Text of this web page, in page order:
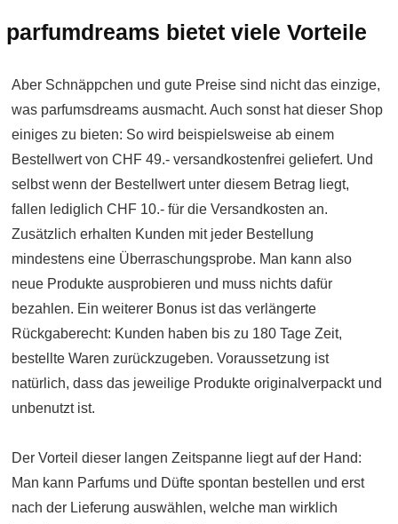
parfumdreams bietet viele Vorteile
Aber Schnäppchen und gute Preise sind nicht das einzige,
was parfumsdreams ausmacht. Auch sonst hat dieser Shop
einiges zu bieten: So wird beispielsweise ab einem
Bestellwert von CHF 49.- versandkostenfrei geliefert. Und
selbst wenn der Bestellwert unter diesem Betrag liegt,
fallen lediglich CHF 10.- für die Versandkosten an.
Zusätzlich erhalten Kunden mit jeder Bestellung
mindestens eine Überraschungsprobe. Man kann also
neue Produkte ausprobieren und muss nichts dafür
bezahlen. Ein weiterer Bonus ist das verlängerte
Rückgaberecht: Kunden haben bis zu 180 Tage Zeit,
bestellte Waren zurückzugeben. Voraussetzung ist
natürlich, dass das jeweilige Produkte originalverpackt und
unbenutzt ist.
Der Vorteil dieser langen Zeitspanne liegt auf der Hand:
Man kann Parfums und Düfte spontan bestellen und erst
nach der Lieferung auswählen, welche man wirklich